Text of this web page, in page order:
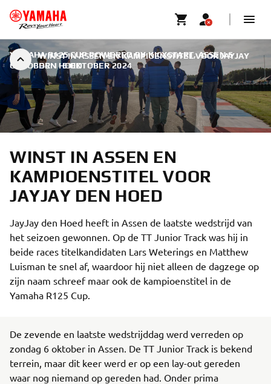
WINST IN ASSEN EN KAMPIOENSTITEL VOOR JAYJAY
DEN HOED
YAMAHA R125 CUP POWERED BY KICXSTART, ASSEN 6
OKTOBER | 6 OKTOBER 2024
WINST IN ASSEN EN
KAMPIOENSTITEL VOOR
JAYJAY DEN HOED
JayJay den Hoed heeft in Assen de laatste wedstrijd van
het seizoen gewonnen. Op de TT Junior Track was hij in
beide races titelkandidaten Lars Weterings en Matthew
Luisman te snel af, waardoor hij niet alleen de dagzege op
zijn naam schreef maar ook de kampioenstitel in de
Yamaha R125 Cup.
De zevende en laatste wedstrijddag werd verreden op
zondag 6 oktober in Assen. De TT Junior Track is bekend
terrein, maar dit keer werd er op een lay-out gereden
waar nog niemand op gereden had. Onder prima